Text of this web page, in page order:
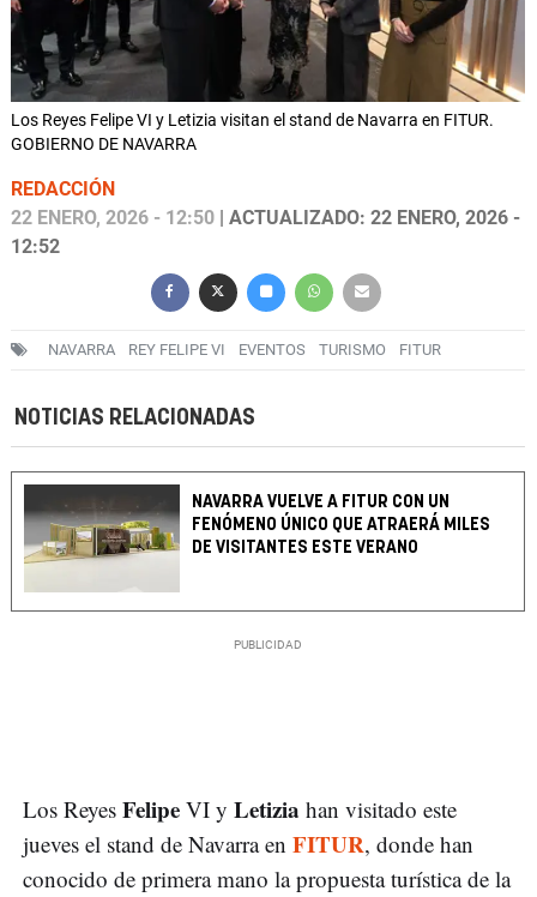
Los Reyes Felipe VI y Letizia visitan el stand de Navarra en FITUR.
GOBIERNO DE NAVARRA
REDACCIÓN
22 ENERO, 2026 - 12:50 | ACTUALIZADO: 22 ENERO, 2026 -
12:52
NAVARRA REY FELIPE VI EVENTOS TURISMO FITUR
NOTICIAS RELACIONADAS
NAVARRA VUELVE A FITUR CON UN
FENÓMENO ÚNICO QUE ATRAERÁ MILES
DE VISITANTES ESTE VERANO
Los Reyes Felipe VI y Letizia han visitado este
jueves el stand de Navarra en FITUR, donde han
conocido de primera mano la propuesta turística de la